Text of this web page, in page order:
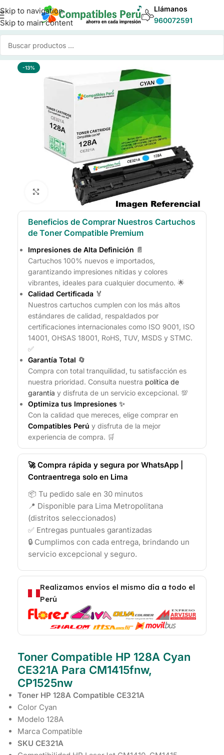
Skip to navigation
Skip to main content
Llámanos
960072591
Inicio/Toner para Impresoras/Toner Compatible HP
-13%
Click to enlarge
Beneficios de Comprar Nuestros Cartuchos
de Toner Compatible Premium
Impresiones de Alta Definición 📄
Cartuchos 100% nuevos e importados,
garantizando impresiones nítidas y colores
vibrantes, ideales para cualquier documento. 🌟
Calidad Certificada 🏅
Nuestros cartuchos cumplen con los más altos
estándares de calidad, respaldados por
certificaciones internacionales como ISO 9001, ISO
14001, OHSAS 18001, RoHS, TUV, MSDS y STMC.
✅
Garantía Total 🔄
Compra con total tranquilidad, tu satisfacción es
nuestra prioridad. Consulta nuestra política de
garantía y disfruta de un servicio excepcional. 💯
Optimiza tus Impresiones ✨
Con la calidad que mereces, elige comprar en
Compatibles Perú y disfruta de la mejor
experiencia de compra. 🛒
🚀 Compra rápida y segura por WhatsApp |
Contraentrega solo en Lima
📦 Tu pedido sale en 30 minutos
📍 Disponible para Lima Metropolitana
(distritos seleccionados)
✅ Entregas puntuales garantizadas
🔒 Cumplimos con cada entrega, brindando un
servicio excepcional y seguro.
Realizamos envíos el mismo día a todo el
Perú
Toner Compatible HP 128A Cyan
CE321A Para CM1415fnw,
CP1525nw
Toner HP 128A Compatible CE321A
Color Cyan
Modelo 128A
Marca Compatible
SKU CE321A